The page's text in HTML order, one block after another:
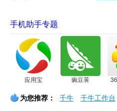
手机助手专题
应用宝 豌豆荚
为您推荐： 千牛 千牛工作台